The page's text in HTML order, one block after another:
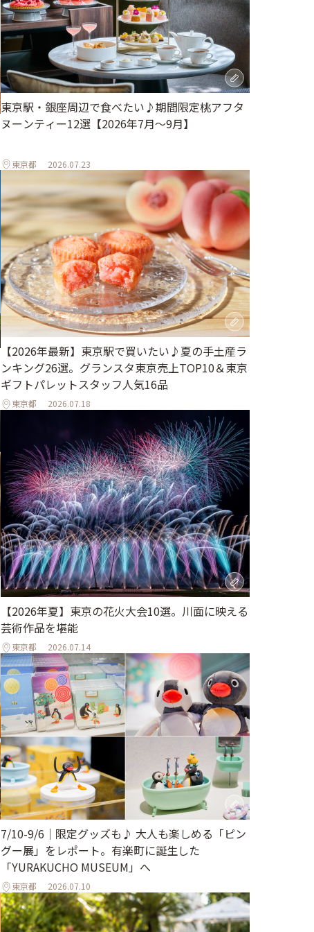
東京駅・銀座周辺で食べたい♪期間限定桃アフタ
ヌーンティー12選【2026年7月～9月】
東京都 2026.07.23
【2026年最新】東京駅で買いたい♪夏の手土産ラ
ンキング26選。グランスタ東京売上TOP10＆東京
ギフトパレットスタッフ人気16品
東京都 2026.07.18
【2026年夏】東京の花火大会10選。川面に映える
芸術作品を堪能
東京都 2026.07.14
7/10-9/6｜限定グッズも♪ 大人も楽しめる「ピン
グー展」をレポート。有楽町に誕生した
「YURAKUCHO MUSEUM」へ
東京都 2026.07.10